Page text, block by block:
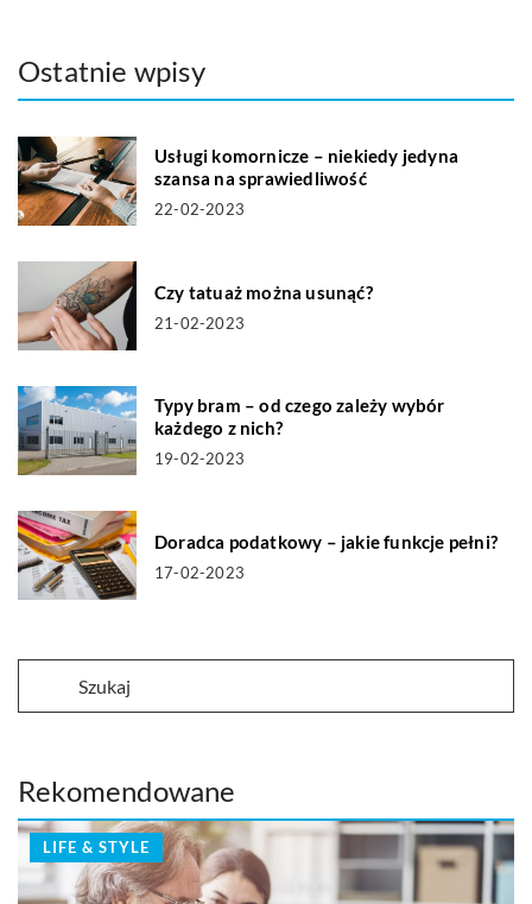
Ostatnie wpisy
Usługi komornicze – niekiedy jedyna
szansa na sprawiedliwość
22-02-2023
Czy tatuaż można usunąć?
21-02-2023
Typy bram – od czego zależy wybór
każdego z nich?
19-02-2023
Doradca podatkowy – jakie funkcje pełni?
17-02-2023
Rekomendowane
LIFE & STYLE